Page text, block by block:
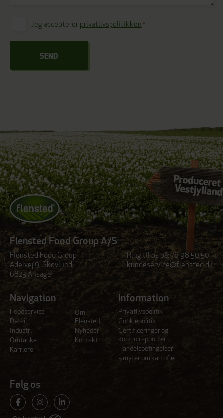
ConsentJeg accepterer privatlivspolitikken*
Flensted Food Group A/S
Flensted Food Group
Adelvej 9, Skovlund
6823 Ansager
Ring til os på:76 98 50 50
kundeservice@flensted.dk
Navigation
Foodservice
Detail
Industri
Omtanke
Karriere
Om
Flensted
Nyheder
Kontakt
Information
Privatlivspolitik
Cookiepolitik
Certificeringer og
kontrolrapporter
Handelsbetingelser
5 myter om kartofler
Følg os